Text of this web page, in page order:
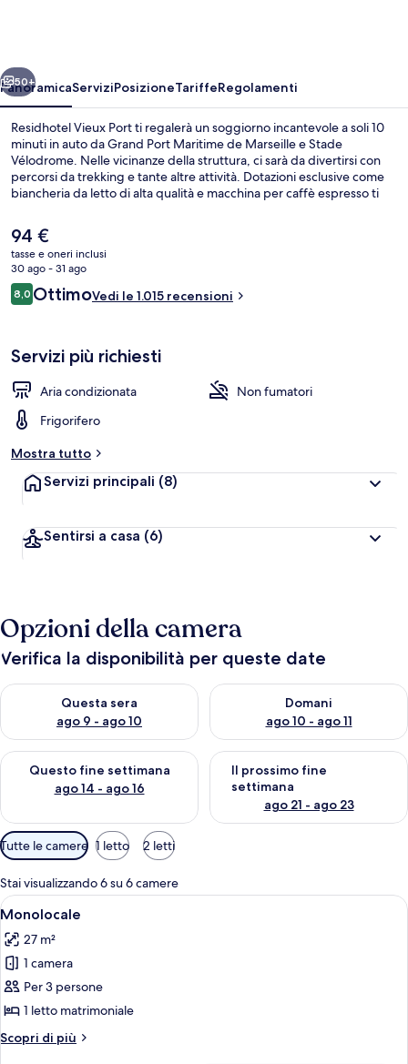
Avanti
50+
PanoramicaServiziPosizioneTariffeRegolamenti
Residhotel Vieux Port ti regalerà un soggiorno incantevole a soli 10
minuti in auto da Grand Port Maritime de Marseille e Stade
Vélodrome. Nelle vicinanze della struttura, ci sarà da divertirsi con
percorsi da trekking e tante altre attività. Dotazioni esclusive come
biancheria da letto di alta qualità e macchina per caffè espresso ti
frigorifero. Gli ospiti apprezzano molto il personale gentile e la
posizione invidiabile. La struttura è una comoda base per spostarsi
con i mezzi pubblici: Stazione metro di Vieux-Port si trova a 3 min a
piedi e Stazione metro di Marseille-Colbert a 5.
Il
prezzo
attuale
è
94 €
94 €
tasse e oneri inclusi
30 ago - 31 ago
Recensioni
8,08,0 su 10
OttimoVedi le 1.015 recensioni
Servizi più richiesti
Aria condizionata
Non fumatori
Frigorifero
Mostra tutto
Servizi principali (8)
Sentirsi a casa (6)
Opzioni della camera
Verifica la disponibilità per queste date
Questa sera
ago 9 - ago 10
Verifica la disponibilità per questa sera, ago 9 - ago 10
Domani
ago 10 - ago 11
Verifica la disponibilità per
Questo fine settimana
ago 14 - ago 16
Verifica la disponibilità per questo fine settimana, ago 14 -
Il prossimo fine
settimana
ago 21 - ago 23
Verifica la disponibilità per il
Filtri
disponibili
per
le
camere
Tutte le camere 1 letto 2 letti
Stai visualizzando 6 su 6 camere
Apri
tutte
le
foto
per
Monolocale
Una camera d'albergo con una
11
Monolocale
27 m²
1 camera
Per 3 persone
1 letto matrimoniale
Scopri di più
Altri